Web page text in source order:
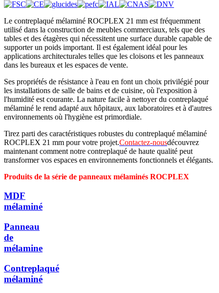
Le contreplaqué mélaminé ROCPLEX 21 mm est fréquemment
utilisé dans la construction de meubles commerciaux, tels que des
tables et des étagères qui nécessitent une surface durable capable de
supporter un poids important. Il est également idéal pour les
applications architecturales telles que les cloisons et les panneaux
dans les bureaux et les espaces de vente.
Ses propriétés de résistance à l'eau en font un choix privilégié pour
les installations de salle de bains et de cuisine, où l'exposition à
l'humidité est courante. La nature facile à nettoyer du contreplaqué
mélaminé le rend adapté aux hôpitaux, aux laboratoires et à d'autres
environnements où l'hygiène est primordiale.
Tirez parti des caractéristiques robustes du contreplaqué mélaminé
ROCPLEX 21 mm pour votre projet.Contactez-nousdécouvrez
maintenant comment notre contreplaqué de haute qualité peut
transformer vos espaces en environnements fonctionnels et élégants.
Produits de la série de panneaux mélaminés ROCPLEX
MDF
mélaminé
Panneau
de
mélamine
Contreplaqué
mélaminé